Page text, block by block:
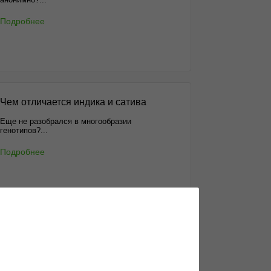
Подробнее
Чем отличается индика и сатива
Еще не разобрался в многообразии
генотипов?...
Подробнее